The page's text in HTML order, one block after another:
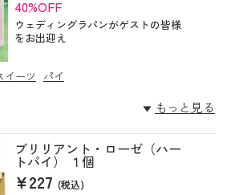
40%OFF
ウェディングラパンがゲストの皆様
をお出迎え
イーツ パイ
もっと見る
ブリリアント・ローゼ（ハー
トパイ） １個
¥227(税込)